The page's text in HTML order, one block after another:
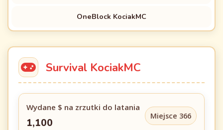
OneBlock KociakMC
Survival KociakMC
Wydane $ na zrzutki do latania
1,100
Miejsce 366